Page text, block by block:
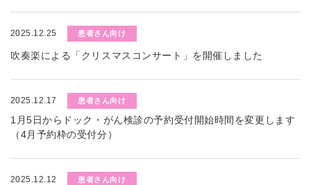
2025.12.25 患者さん向け
吹奏楽による「クリスマスコンサート」を開催しました
2025.12.17 患者さん向け
1月5日からドック・がん検診の予約受付開始時間を変更します
（4月予約枠の受付分）
2025.12.12 患者さん向け